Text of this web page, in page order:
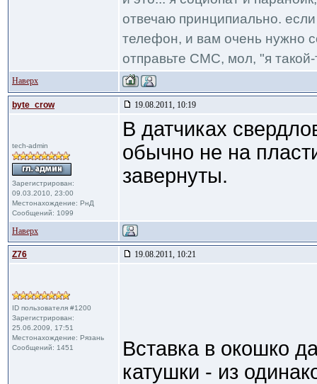
отвечаю принципиально.
телефон, и вам очень нужно
отправьте СМС, мол, "я такой-
Наверх
byte_crow 19.08.2011, 10:19
tech-admin
Зарегистрирован:
09.03.2010, 23:00
Местонахождение: РнД
Сообщений: 1099
В датчиках
обычно не на
завернуты.
Наверх
Z76 19.08.2011, 10:21
ID пользователя #1200
Зарегистрирован:
25.06.2009, 17:51
Местонахождение: Рязань
Сообщений: 1451
Вставка в окошко
катушки - из